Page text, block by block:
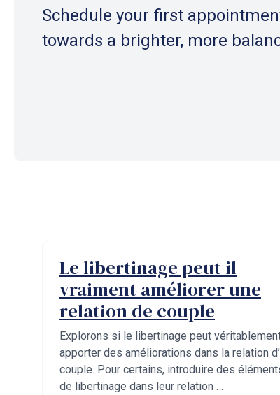
Schedule your first
towards a brighter, more
Le libertinage peut il
vraiment améliorer une
relation de couple
Explorons si le libertinage peut
apporter des améliorations dans la relation
couple. Pour certains, introduire des
de libertinage dans leur relation …